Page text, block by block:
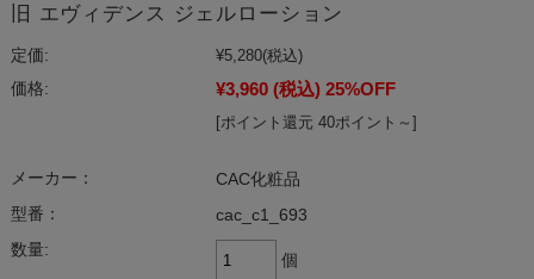
旧 エヴィデンス ジェルローション
定価: ¥5,280(税込)
価格:
¥3,960 (税込) 25%OFF
[ポイント還元 40ポイント～]
メーカー：
CAC化粧品
型番：
cac_c1_693
数量:
個